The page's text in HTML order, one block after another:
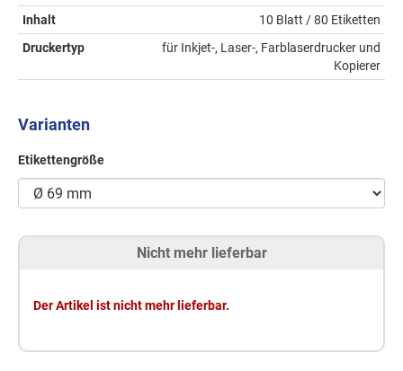
Inhalt
10 Blatt / 80 Etiketten
Druckertyp
für Inkjet-, Laser-, Farblaserdrucker und
Kopierer
Varianten
Etikettengröße
Nicht mehr lieferbar
Der Artikel ist nicht mehr lieferbar.